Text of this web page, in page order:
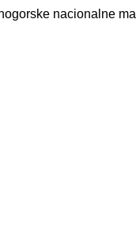
nacionalne